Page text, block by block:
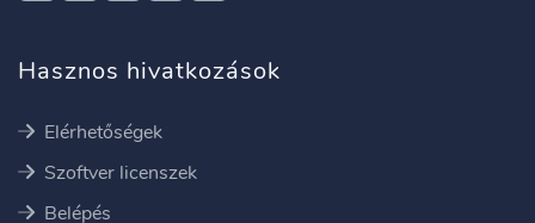
Hasznos hivatkozások
Elérhetőségek
Szoftver licenszek
Belépés